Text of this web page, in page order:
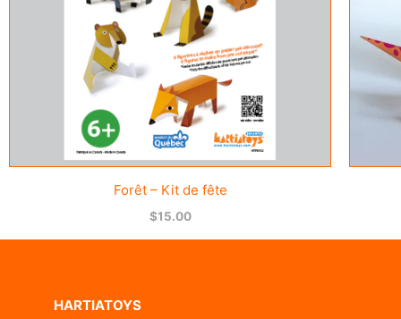
Forêt – Kit de fête
$15.00
HARTIATOYS